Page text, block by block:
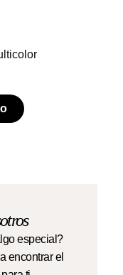
especial?
encontrar el